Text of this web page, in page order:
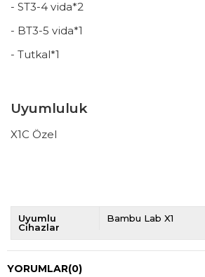
- ST3-4 vida*2
- BT3-5 vida*1
- Tutkal*1
Uyumluluk
X1C Özel
Uyumlu
Cihazlar
Bambu Lab X1
YORUMLAR(0)